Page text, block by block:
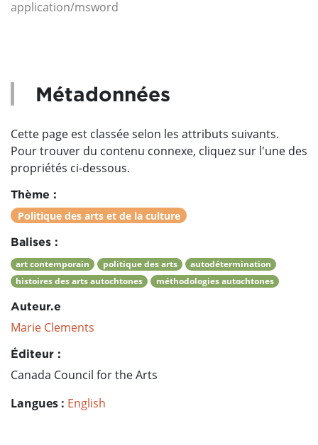
application/msword
Métadonnées
Cette page est classée selon les attributs suivants.
Pour trouver du contenu connexe, cliquez sur l'une des
propriétés ci-dessous.
Thème :
Politique des arts et de la culture
Balises :
art contemporain politique des arts
autodétermination
histoires des arts autochtones
méthodologies autochtones
Auteur.e
Marie Clements
Éditeur :
Canada Council for the Arts
Langues : English